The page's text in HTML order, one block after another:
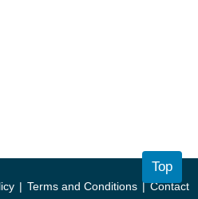
Top
| Terms and Conditions |Contact